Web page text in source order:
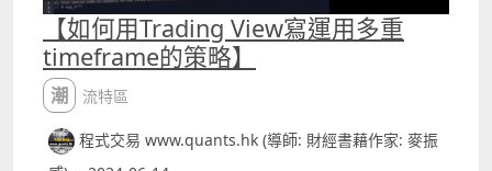
已經跌穿了保歷加通道底部才會發生，那便既符合跌穿保歷
加通道底部的要求，同時又符合了股價再回升至保歷加通道
內的要求。 而升穿保歷加通道頂部後再待股價回落至通道之
內的寫法應大家現在也懂得怎樣寫，那便是
ta.crossunderclose,upper。 以下是整個策略的完整寫法
bollinger's band策略quot;, overlay=true,
Public License 2.0 at httpsmozilla.orgMPL2.0 copy;
markchunwaipaul @version=5 strategyquot;zero lag
MACD交易例子quot;, margin_long=100,
margin_short=100, initial_capital
=1000,default_qty_type =
strategy.percent_of_equity,default_qty_value = 100
SN=input12 LP=input26 M=input9
【如何用Trading View寫運用多重
timeframe的策略】
潮流特區
程式交易 www.quants.hk (導師: 財經書藉作家: 麥振